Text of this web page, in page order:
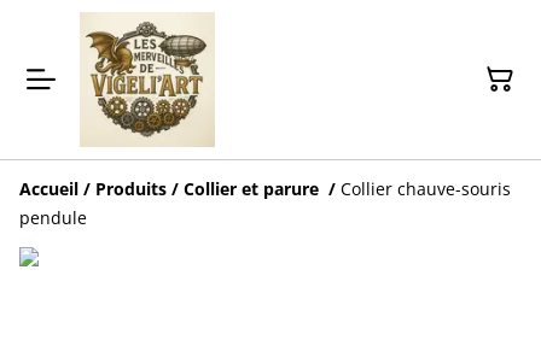
Accueil / Produits / Collier et parure / Collier chauve-souris
pendule